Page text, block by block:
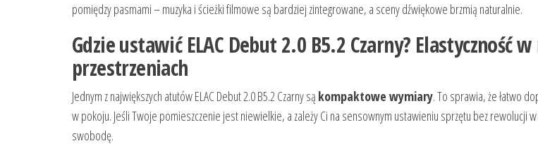
pomiędzy pasmami – muzyka i ścieżki filmowe są bardziej zintegrowane, a sceny dźwiękowe brzmią naturalnie.
Gdzie ustawić ELAC Debut 2.0 B5.2 Czarny? Elastyczność w
przestrzeniach
Jednym z największych atutów ELAC Debut 2.0 B5.2 Czarny są kompaktowe wymiary. To sprawia, że łatwo
w pokoju. Jeśli Twoje pomieszczenie jest niewielkie, a zależy Ci na sensownym ustawieniu sprzętu bez rewolucji
swobodę.